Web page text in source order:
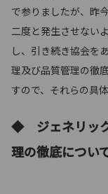
で参りましたが、昨
二度と発生させない
し、引き続き協会を
理及び品質管理の徹
すので、それらの具
◆ ジェネリック
理の徹底につい